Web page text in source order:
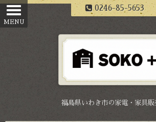
0246-85-5653
福島県いわき市の家電・家具販